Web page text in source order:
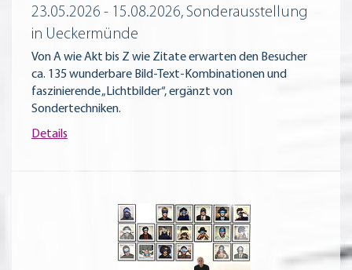
23.05.2026 - 15.08.2026, Sonderausstellung
in Ueckermünde
Von A wie Akt bis Z wie Zitate erwarten den Besucher
ca. 135 wunderbare Bild-Text-Kombinationen und
faszinierende „Lichtbilder“, ergänzt von
Sondertechniken.
Details